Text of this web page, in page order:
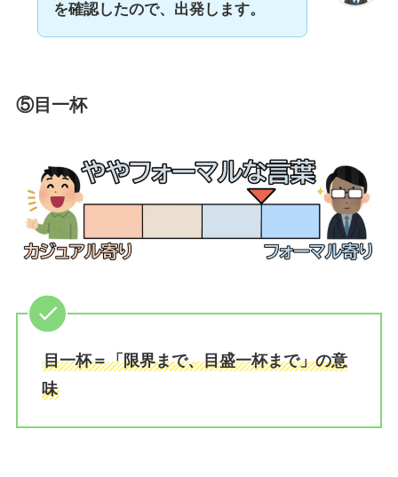
を確認したので、出発します。
⑤目一杯
目一杯＝「限界まで、目盛一杯まで」の意
味